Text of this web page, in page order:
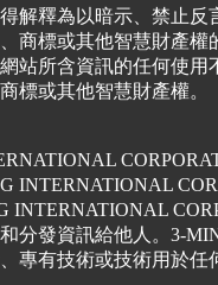
解釋為以暗示、禁止
商標或其他智慧財產
站所含資訊的任何使
標或其他智慧財產權。
INTERNATIONAL
INTERNATIONAL
分發資訊給他人。3-
專有技術或技術用於